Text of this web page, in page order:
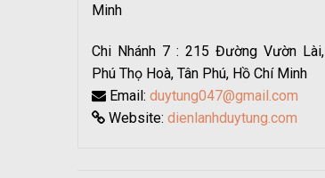
Minh
Chi Nhánh 7 : 215 Đường Vườn Lài,
Phú Thọ Hoà, Tân Phú, Hồ Chí Minh
Email: duytung047@gmail.com
Website: dienlanhduytung.com